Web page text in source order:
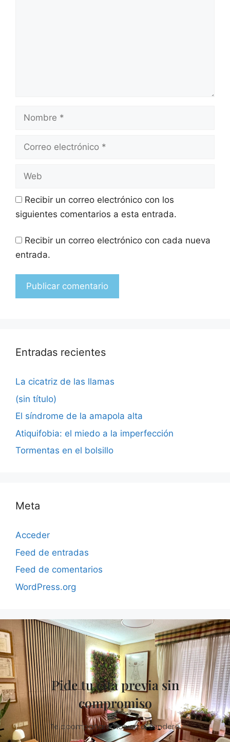
Recibir un correo electrónico con los
siguientes comentarios a esta entrada.
Recibir un correo electrónico con cada nueva
entrada.
Entradas recientes
La cicatriz de las llamas
(sin título)
El síndrome de la amapola alta
Atiquifobia: el miedo a la imperfección
Tormentas en el bolsillo
Meta
Acceder
Feed de entradas
Feed de comentarios
WordPress.org
Pide tu cita previa sin
compromiso
Te acompañaremos en el sendero